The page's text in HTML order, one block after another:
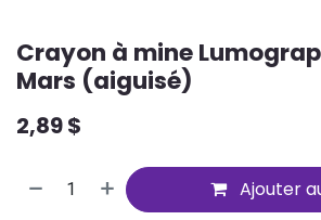
Crayon à mine
Mars (aiguisé)
2,89$
Ajouter